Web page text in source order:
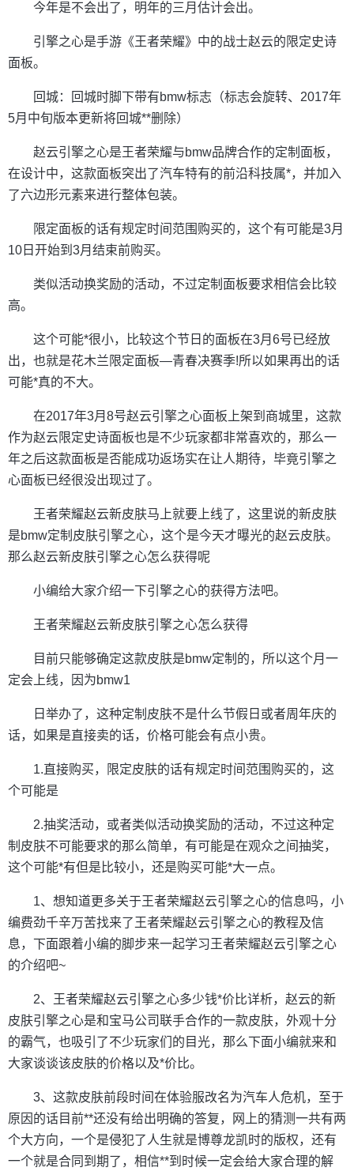
今年是不会出了，明年的三月估计会出。
引擎之心是手游《王者荣耀》中的战士赵云的限定史诗
面板。
回城：回城时脚下带有bmw标志（标志会旋转、2017年
5月中旬版本更新将回城**删除）
赵云引擎之心是王者荣耀与bmw品牌合作的定制面板，
在设计中，这款面板突出了汽车特有的前沿科技属*，并加入
了六边形元素来进行整体包装。
限定面板的话有规定时间范围购买的，这个有可能是3月
10日开始到3月结束前购买。
类似活动换奖励的活动，不过定制面板要求相信会比较
高。
这个可能*很小，比较这个节日的面板在3月6号已经放
出，也就是花木兰限定面板—青春决赛季!所以如果再出的话
可能*真的不大。
在2017年3月8号赵云引擎之心面板上架到商城里，这款
作为赵云限定史诗面板也是不少玩家都非常喜欢的，那么一
年之后这款面板是否能成功返场实在让人期待，毕竟引擎之
心面板已经很没出现过了。
王者荣耀赵云新皮肤马上就要上线了，这里说的新皮肤
是bmw定制皮肤引擎之心，这个是今天才曝光的赵云皮肤。
那么赵云新皮肤引擎之心怎么获得呢
小编给大家介绍一下引擎之心的获得方法吧。
王者荣耀赵云新皮肤引擎之心怎么获得
目前只能够确定这款皮肤是bmw定制的，所以这个月一
定会上线，因为bmw1
日举办了，这种定制皮肤不是什么节假日或者周年庆的
话，如果是直接卖的话，价格可能会有点小贵。
1.直接购买，限定皮肤的话有规定时间范围购买的，这
个可能是
2.抽奖活动，或者类似活动换奖励的活动，不过这种定
制皮肤不可能要求的那么简单，有可能是在观众之间抽奖，
这个可能*有但是比较小，还是购买可能*大一点。
1、想知道更多关于王者荣耀赵云引擎之心的信息吗，小
编费劲千辛万苦找来了王者荣耀赵云引擎之心的教程及信
息，下面跟着小编的脚步来一起学习王者荣耀赵云引擎之心
的介绍吧~
2、王者荣耀赵云引擎之心多少钱*价比详析，赵云的新
皮肤引擎之心是和宝马公司联手合作的一款皮肤，外观十分
的霸气，也吸引了不少玩家们的目光，那么下面小编就来和
大家谈谈该皮肤的价格以及*价比。
3、这款皮肤前段时间在体验服改名为汽车人危机，至于
原因的话目前**还没有给出明确的答复，网上的猜测一共有两
个大方向，一个是侵犯了人生就是博尊龙凯时的版权，还有
一个就是合同到期了，相信**到时候一定会给大家合理的解